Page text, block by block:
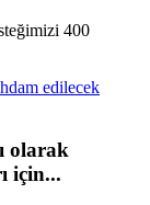
400
edilecek
olarak
için...